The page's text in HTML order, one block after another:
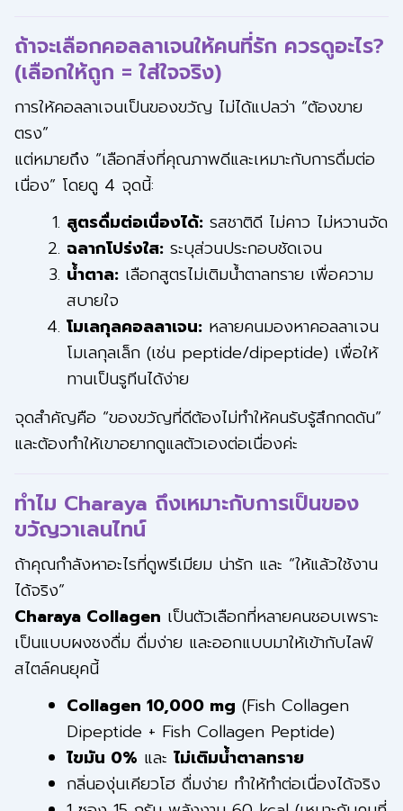
ถ้าจะเลือกคอลลาเจนให้คนที่รัก ควรดูอะไร?
(เลือกให้ถูก = ใส่ใจจริง)
การให้คอลลาเจนเป็นของขวัญ ไม่ได้แปลว่า “ต้องขาย
ตรง”
แต่หมายถึง “เลือกสิ่งที่คุณภาพดีและเหมาะกับการดื่มต่อ
เนื่อง” โดยดู 4 จุดนี้:
สูตรดื่มต่อเนื่องได้:รสชาติดี ไม่คาว ไม่หวานจัด
ฉลากโปร่งใส:ระบุส่วนประกอบชัดเจน
น้ำตาล:เลือกสูตรไม่เติมน้ำตาลทราย เพื่อความ
สบายใจ
โมเลกุลคอลลาเจน:หลายคนมองหาคอลลาเจน
โมเลกุลเล็ก (เช่น peptide/dipeptide) เพื่อให้
ทานเป็นรูทีนได้ง่าย
จุดสำคัญคือ “ของขวัญที่ดีต้องไม่ทำให้คนรับรู้สึกกดดัน”
และต้องทำให้เขาอยากดูแลตัวเองต่อเนื่องค่ะ
ทำไม Charaya ถึงเหมาะกับการเป็นของ
ขวัญวาเลนไทน์
ถ้าคุณกำลังหาอะไรที่ดูพรีเมียม น่ารัก และ “ให้แล้วใช้งาน
ได้จริง”
Charaya Collagen เป็นตัวเลือกที่หลายคนชอบเพราะ
เป็นแบบผงชงดื่ม ดื่มง่าย และออกแบบมาให้เข้ากับไลฟ์
สไตล์คนยุคนี้
Collagen 10,000 mg (Fish Collagen
Dipeptide + Fish Collagen Peptide)
ไขมัน 0% และ ไม่เติมน้ำตาลทราย
กลิ่นองุ่นเคียวโฮ ดื่มง่าย ทำให้ทำต่อเนื่องได้จริง